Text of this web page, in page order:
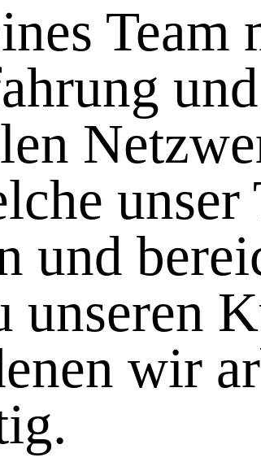
Team
unser
und
unseren
wir